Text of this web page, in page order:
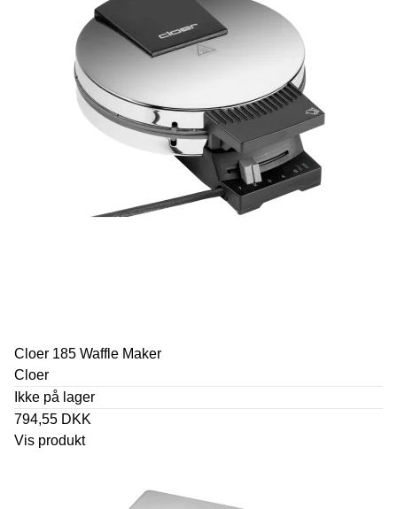
Cloer 185 Waffle Maker
Cloer
Ikke på lager
794,55 DKK
Vis produkt